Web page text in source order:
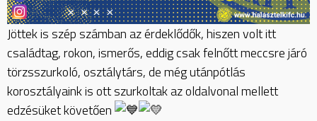
Jöttek is szép számban az érdeklődők, hiszen volt itt
családtag, rokon, ismerős, eddig csak felnőtt meccsre járó
törzsszurkoló, osztálytárs, de még utánpótlás
korosztályaink is ott szurkoltak az oldalvonal mellett
edzésüket követően